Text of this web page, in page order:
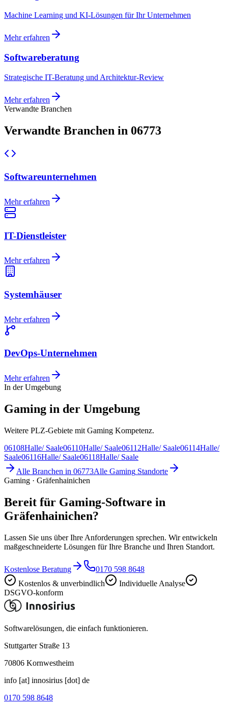
Machine Learning und KI-Lösungen für Ihr Unternehmen
Mehr erfahren
Softwareberatung
Strategische IT-Beratung und Architektur-Review
Mehr erfahren
Verwandte Branchen
Verwandte Branchen in 06773
Softwareunternehmen
Mehr erfahren
IT-Dienstleister
Mehr erfahren
Systemhäuser
Mehr erfahren
DevOps-Unternehmen
Mehr erfahren
In der Umgebung
Gaming in der Umgebung
Weitere PLZ-Gebiete mit Gaming Kompetenz.
06108Halle/ Saale06110Halle/ Saale06112Halle/ Saale06114Halle/
Saale06116Halle/ Saale06118Halle/ Saale
Alle Branchen in 06773Alle Gaming Standorte
Gaming · Gräfenhainichen
Bereit für Gaming-Software in
Gräfenhainichen?
Lassen Sie uns über Ihre Anforderungen sprechen. Wir entwickeln
maßgeschneiderte Lösungen für Ihre Branche und Ihren Standort.
Kostenlose Beratung
0170 598 8648
Kostenlos & unverbindlich
Individuelle Analyse
DSGVO-konform
Softwarelösungen, die einfach funktionieren.
Stuttgarter Straße 13
70806 Kornwestheim
info [at] innosirius [dot] de
0170 598 8648